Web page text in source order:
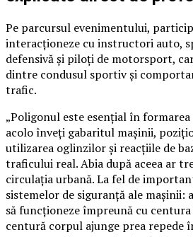
Pe parcursul evenimentului,
interacționeze cu instructori auto,
defensivă și piloți de motorsport,
dintre condusul sportiv și
trafic.
„Poligonul este esențial în
acolo înveți gabaritul mașinii,
utilizarea oglinzilor și reacțiile de
traficului real. Abia după aceea ar
circulația urbană. La fel de
sistemelor de siguranță ale
să funcționeze împreună cu
centură corpul ajunge prea repede